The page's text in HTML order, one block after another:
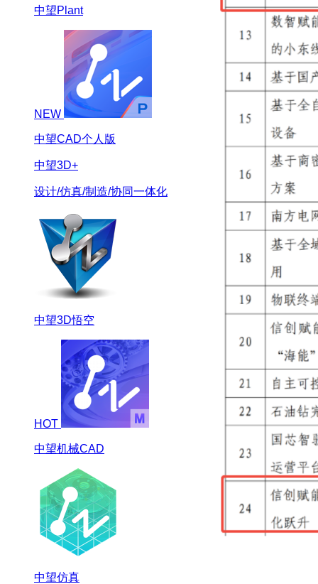
中望Plant
NEW
中望CAD个人版
中望3D+
设计/仿真/制造/协同一体化
中望3D悟空
HOT
中望机械CAD
中望仿真